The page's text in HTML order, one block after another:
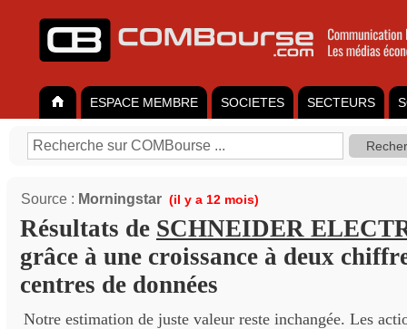
ESPACE MEMBRE SOCIETES SECTEURS
Source : Morningstar (il y a 12 mois)
Résultats de SCHNEIDER
grâce à une croissance à deux
centres de données
Notre estimation de juste valeur reste inchangée. Les